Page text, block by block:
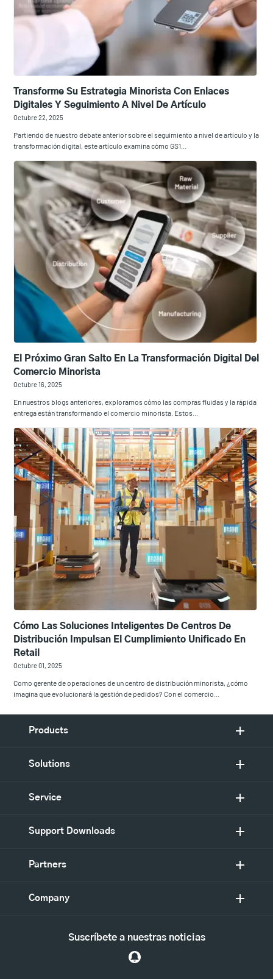
Transforme Su Estrategia Minorista Con Enlaces
Digitales Y Seguimiento A Nivel De Artículo
Octubre 22, 2025
Partiendo de nuestro debate anterior sobre el seguimiento a nivel de artículo y la
transformación digital, este artículo examina cómo GS1...
El Próximo Gran Salto En La Transformación Digital Del
Comercio Minorista
Octubre 16, 2025
En nuestros blogs anteriores, exploramos cómo las compras fluidas y la rápida
entrega están transformando el comercio minorista. Estos...
Cómo Las Soluciones Inteligentes De Centros De
Distribución Impulsan El Cumplimiento Unificado En
Retail
Octubre 01, 2025
Como gerente de operaciones de un centro de distribución minorista, ¿cómo
imagina que evolucionará la gestión de pedidos? Con el comercio...
Products
Solutions
Service
Support Downloads
Partners
Company
Suscríbete a nuestras noticias